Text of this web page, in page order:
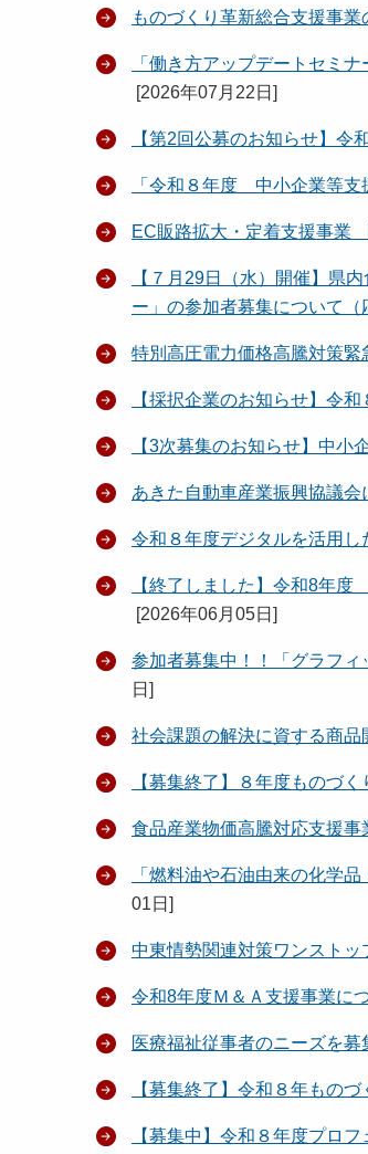
ものづくり革新総合支援事業
「働き方アップデートセミ
[2026年07月22日 ]
【第2回公募のお知らせ】令
「令和８年度 中小企業等支
EC販路拡大・定着支援事業
【７月29日（水）開催】県
ー」の参加者募集について（
特別高圧電力価格高騰対策緊
【採択企業のお知らせ】令
【3次募集のお知らせ】中小
あきた自動車産業振興協議会
令和８年度デジタルを活用
【終了しました】令和8年
[2026年06月05日 ]
参加者募集中！！「グラフィ
日 ]
社会課題の解決に資する商
【募集終了】８年度ものづ
食品産業物価高騰対応支援
「燃料油や石油由来の化学
01日 ]
中東情勢関連対策ワンストッ
令和8年度Ｍ＆Ａ支援事業に
医療福祉従事者のニーズを募
【募集終了】令和８年もの
【募集中】令和８年度プロ